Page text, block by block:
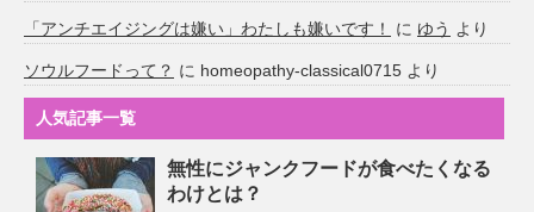
「アンチエイジングは嫌い」わたしも嫌いです！ に ゆう より
ソウルフードって？ に homeopathy-classical0715 より
人気記事一覧
無性にジャンクフードが食べたくなる
わけとは？